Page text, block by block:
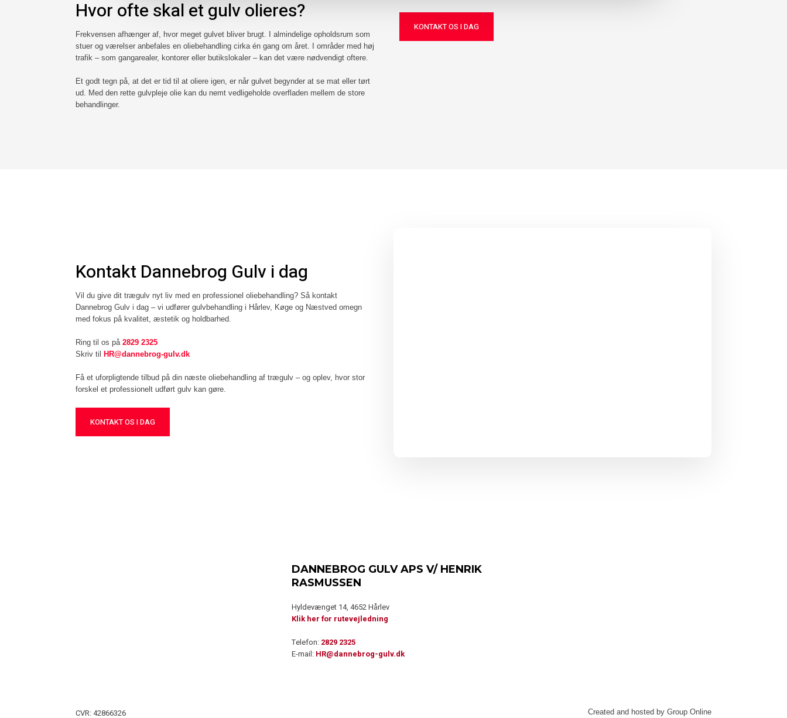
Hvor ofte skal et gulv olieres?
Frekvensen afhænger af, hvor meget gulvet bliver brugt. I almindelige opholdsrum som
stuer og værelser anbefales en oliebehandling cirka én gang om året. I områder med høj
trafik – som gangarealer, kontorer eller butikslokaler – kan det være nødvendigt oftere.
Et godt tegn på, at det er tid til at oliere igen, er når gulvet begynder at se mat eller tørt
ud. Med den rette gulvpleje olie kan du nemt vedligeholde overfladen mellem de store
behandlinger.
KONTAKT OS I DAG​
​Kontakt Dannebrog Gulv i dag
Vil du give dit trægulv nyt liv med en professionel oliebehandling? Så kontakt
Dannebrog Gulv i dag – vi udfører gulvbehandling i Hårlev, Køge og Næstved omegn
med fokus på kvalitet, æstetik og holdbarhed.
Ring til os på2829 2325
Skriv tilHR@dannebrog-gulv.dk
Få et uforpligtende tilbud på din næste oliebehandling af trægulv – og oplev, hvor stor
forskel et professionelt udført gulv kan gøre.
KONTAKT OS I DAG​
DANNEBROG GULV APS V/ HENRIK
RASMUSSEN
Hyldevænget 14, 4652 Hårlev
Klik her for rutevejledning
Telefon: 2829 2325
E-mail: HR@dannebrog-gulv.dk
CVR​: 42866326 Created and hosted by Group Online